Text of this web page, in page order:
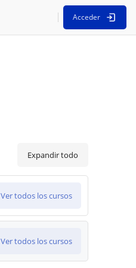
Acceder
Expandir todo
Ver todos los cursos
Ver todos los cursos